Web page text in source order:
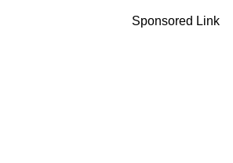
Sponsored Link